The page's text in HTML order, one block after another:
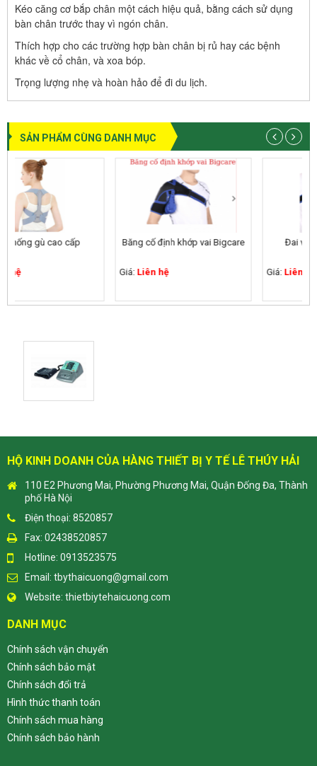
Kéo căng cơ bắp chân một cách hiệu quả, bằng cách sử dụng
bàn chân trước thay vì ngón chân.
Thích hợp cho các trường hợp bàn chân bị rủ hay các bệnh
khác về cổ chân, và xoa bóp.
Trọng lượng nhẹ và hoàn hảo để đi du lịch.
SẢN PHẨM CÙNG DANH MỤC
Băng cố định khớp vai Bigcare
Giá:
Đai vai thường Bigcare
Giá:
HỘ KINH DOANH CỦA HÀNG THIẾT BỊ Y TẾ LÊ THÚY HẢI
110 E2 Phương Mai, Phường Phương Mai, Quận Đống Đa, Thành
phố Hà Nội
Điện thoại: 8520857
Fax: 02438520857
Hotline: 0913523575
Email: tbythaicuong@gmail.com
Website: thietbiytehaicuong.com
DANH MỤC
Chính sách vận chuyển
Chính sách bảo mật
Chính sách đổi trả
Hình thức thanh toán
Chính sách mua hàng
Chính sách bảo hành